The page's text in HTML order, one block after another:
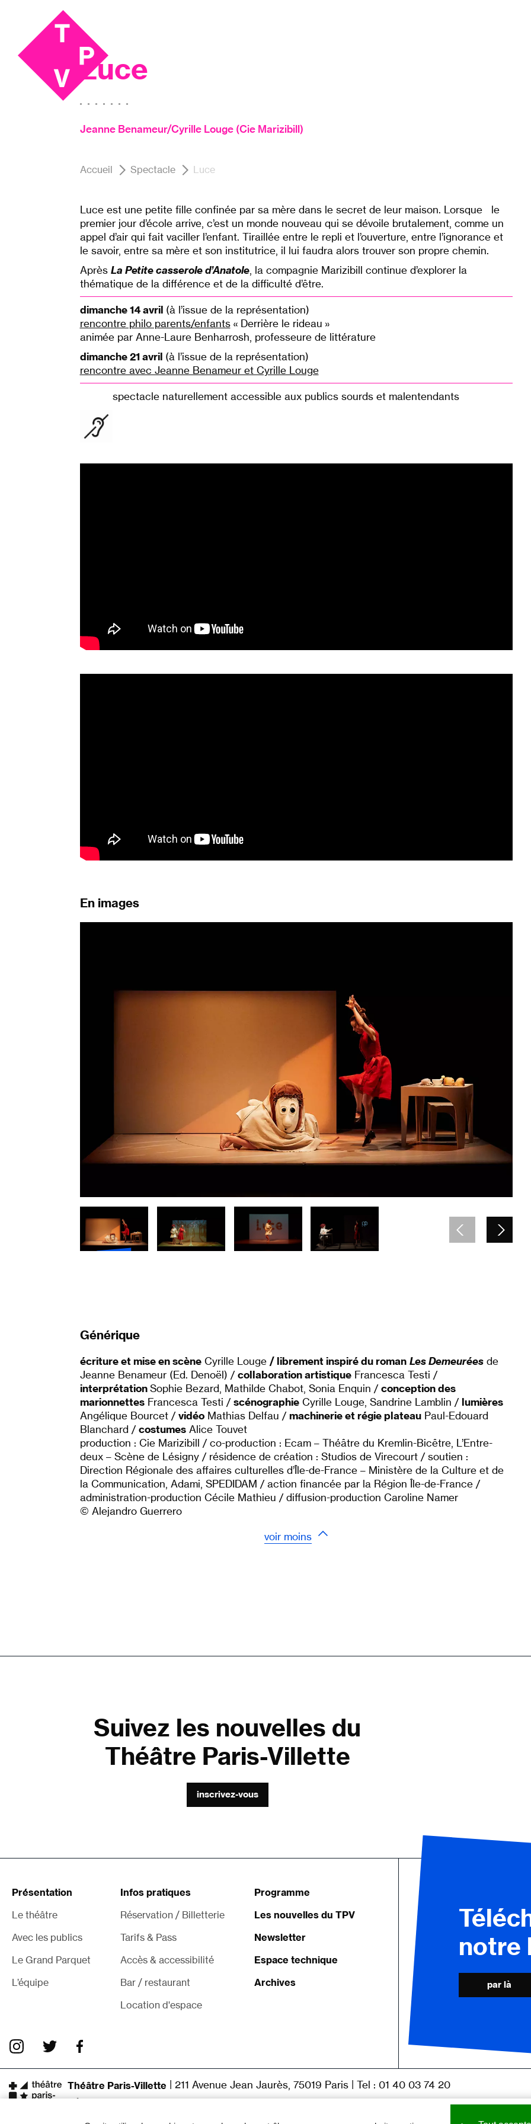
menu
contenu
Marionnettes, Théâtre, Vidéo
Luce
Jeanne Benameur/Cyrille Louge (Cie Marizibill)
Accueil Spectacle Luce
Luce est une petite fille confinée par sa mère dans le secret de leur maison. Lorsque le
premier jour d’école arrive, c’est un monde nouveau qui se dévoile brutalement, comme un
appel d’air qui fait vaciller l’enfant. Tiraillée entre le repli et l’ouverture, entre l’ignorance et
le savoir, entre sa mère et son institutrice, il lui faudra alors trouver son propre chemin.
Après La Petite casserole d’Anatole, la compagnie Marizibill continue d’explorer la
thématique de la différence et de la difficulté d’être.
dimanche 14 avril (à l’issue de la représentation)
rencontre philo parents/enfants« Derrière le rideau »
animée par Anne-Laure Benharrosh, professeure de littérature
dimanche 21 avril (à l’issue de la représentation)
rencontre avec Jeanne Benameur et Cyrille Louge
spectacle naturellement accessible aux publics sourds et malentendants
En images
Générique
écriture et mise en scèneCyrille Louge / librement inspiré du roman Les Demeuréesde
Jeanne Benameur (Ed. Denoël) /collaboration artistiqueFrancesca Testi /
interprétationSophie Bezard, Mathilde Chabot, Sonia Enquin /conception des
marionnettesFrancesca Testi /scénographieCyrille Louge, Sandrine Lamblin / lumières
Angélique Bourcet /vidéoMathias Delfau /machinerie et régie plateauPaul-Edouard
Blanchard /costumesAlice Touvet
production : Cie Marizibill / co-production : Ecam – Théâtre du Kremlin-Bicêtre, L’Entre-
deux – Scène de Lésigny / résidence de création : Studios de Virecourt / soutien :
Direction Régionale des affaires culturelles d’Île-de-France – Ministère de la Culture et de
la Communication, Adami, SPEDIDAM / action financée par la Région Île-de-France /
administration-production Cécile Mathieu / diffusion-production Caroline Namer
© Alejandro Guerrero
voir moins
Suivez les nouvelles du
Théâtre Paris-Villette
inscrivez-vous
Présentation
Le théâtre
Avec les publics
Le Grand Parquet
L’équipe
Infos pratiques
Réservation / Billetterie
Tarifs & Pass
Accès & accessibilité
Bar / restaurant
Location d'espace
Programme
Les nouvelles du TPV
Newsletter
Espace technique
Archives
notre
par là
Théâtre Paris-Villette | 211 Avenue Jean Jaurès, 75019 Paris | Tel : 01 40 03 74 20